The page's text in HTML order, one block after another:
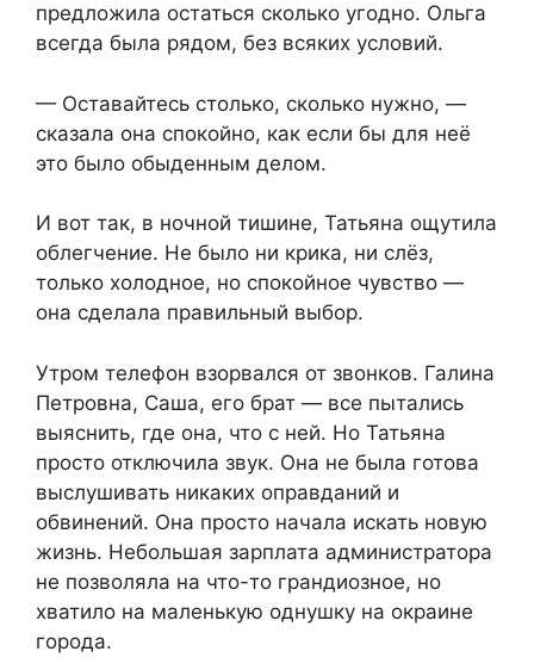
предложила остаться сколько угодно. Ольга
всегда была рядом, без всяких условий.
— Оставайтесь столько, сколько нужно, —
сказала она спокойно, как если бы для неё
это было обыденным делом.
И вот так, в ночной тишине, Татьяна ощутила
облегчение. Не было ни крика, ни слёз,
только холодное, но спокойное чувство —
она сделала правильный выбор.
Утром телефон взорвался от звонков. Галина
Петровна, Саша, его брат — все пытались
выяснить, где она, что с ней. Но Татьяна
просто отключила звук. Она не была готова
выслушивать никаких оправданий и
обвинений. Она просто начала искать новую
жизнь. Небольшая зарплата администратора
не позволяла на что-то грандиозное, но
хватило на маленькую однушку на окраине
города.